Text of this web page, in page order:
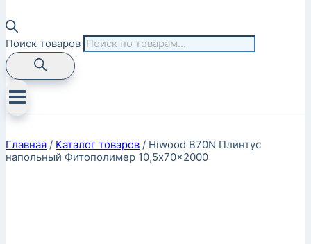
Поиск товаров
Главная / Каталог товаров / Hiwood B70N Плинтус
напольный Фитополимер 10,5x70x2000